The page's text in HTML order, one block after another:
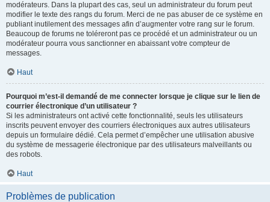
modérateurs. Dans la plupart des cas, seul un administrateur du forum peut
modifier le texte des rangs du forum. Merci de ne pas abuser de ce système en
publiant inutilement des messages afin d’augmenter votre rang sur le forum.
Beaucoup de forums ne toléreront pas ce procédé et un administrateur ou un
modérateur pourra vous sanctionner en abaissant votre compteur de
messages.
Haut
Pourquoi m’est-il demandé de me connecter lorsque je clique sur le lien de
courrier électronique d’un utilisateur ?
Si les administrateurs ont activé cette fonctionnalité, seuls les utilisateurs
inscrits peuvent envoyer des courriers électroniques aux autres utilisateurs
depuis un formulaire dédié. Cela permet d’empêcher une utilisation abusive
du système de messagerie électronique par des utilisateurs malveillants ou
des robots.
Haut
Problèmes de publication